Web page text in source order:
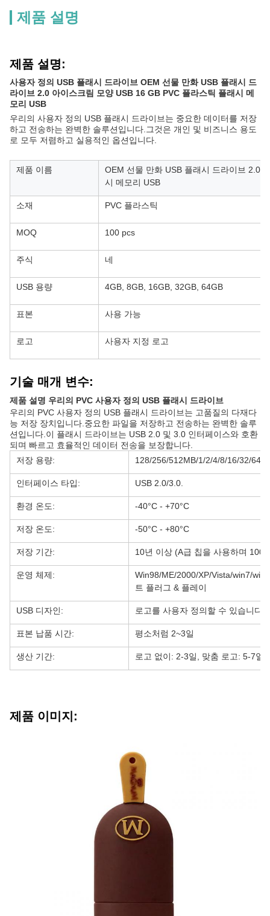
제품 설명
제품 설명:
사용자 정의 USB 플래시 드라이브 OEM 선물 만화 USB 플래시 드
라이브 2.0 아이스크림 모양 USB 16 GB PVC 플라스틱 플래시 메
모리 USB
우리의 사용자 정의 USB 플래시 드라이브는 중요한 데이터를 저장
하고 전송하는 완벽한 솔루션입니다.그것은 개인 및 비즈니스 용도
로 모두 저렴하고 실용적인 옵션입니다.
제품 이름
OEM 선물 만화 USB 플래시 드라이브 2.0
시 메모리 USB
소재 PVC 플라스틱
MOQ 100 pcs
주식 네
USB 용량 4GB, 8GB, 16GB, 32GB, 64GB
표본 사용 가능
로고 사용자 지정 로고
기술 매개 변수:
제품 설명 우리의 PVC 사용자 정의 USB 플래시 드라이브
우리의 PVC 사용자 정의 USB 플래시 드라이브는 고품질의 다재다
능 저장 장치입니다.중요한 파일을 저장하고 전송하는 완벽한 솔루
션입니다.이 플래시 드라이브는 USB 2.0 및 3.0 인터페이스와 호환
되며 빠르고 효율적인 데이터 전송을 보장합니다.
저장 용량:
128/256/512MB/1/2/4/8/16/32/64/
인터페이스 타입: USB 2.0/3.0.
환경 온도: -40°C - +70°C
저장 온도: -50°C - +80°C
저장 기간: 10년 이상 (A급 칩을 사용하며
운영 체제:
Win98/ME/2000/XP/Vista/win7/
트 플러그 & 플레이
USB 디자인: 로고를 사용자 정의할 수 있습니다.
표본 납품 시간: 평소처럼 2~3일
생산 기간: 로고 없이: 2-3일, 맞춤 로고: 5-7일
제품 이미지: